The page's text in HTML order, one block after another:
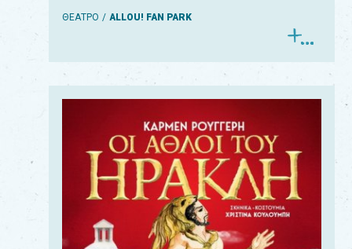
ΘΕΑΤΡΟ ALLOU! FAN PARK